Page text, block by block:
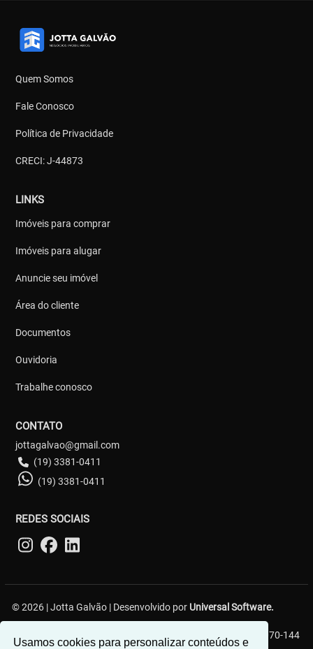
Usamos cookies para personalizar conteúdos e
Quem Somos
Fale Conosco
Política de Privacidade
CRECI: J-44873
LINKS
Imóveis para comprar
Imóveis para alugar
Anuncie seu imóvel
Área do cliente
Documentos
Ouvidoria
Trabalhe conosco
CONTATO
jottagalvao@gmail.com
(19) 3381-0411
(19) 3381-0411
REDES SOCIAIS
© 2026 | Jotta Galvão | Desenvolvido por Universal Software.
R. Carlos Gerin, 161 - Jardim Chapadão, Campinas - SP, 13070-144